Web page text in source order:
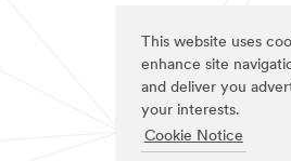
This website uses
enhance site
and deliver you
your interests.
Cookie Notice